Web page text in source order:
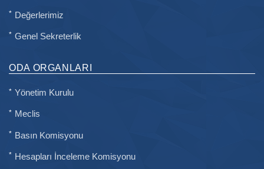
Değerlerimiz
Genel Sekreterlik
ODA ORGANLARI
Yönetim Kurulu
Meclis
Basın Komisyonu
Hesapları İnceleme Komisyonu